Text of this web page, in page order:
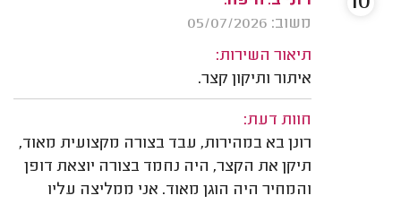
משוב: 05/07/2026
תיאור השירות:
איתור ותיקון קצר.
חוות דעת:
רונן בא במהירות, עבד בצורה מקצועית מאוד,
תיקן את הקצר, היה נחמד בצורה יוצאת דופן
והמחיר היה הוגן מאוד. אני ממליצה עליו